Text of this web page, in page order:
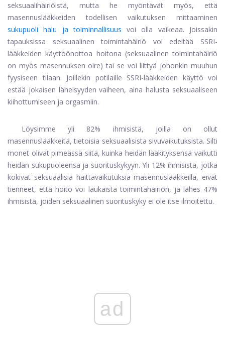
seksuaalihäiriöistä, mutta he myöntävät myös, että
masennuslääkkeiden todellisen vaikutuksen mittaaminen
sukupuoli halu ja toiminnallisuus voi olla vaikeaa. Joissakin
tapauksissa seksuaalinen toimintahäiriö voi edeltää SSRI-
lääkkeiden käyttöönottoa hoitona (seksuaalinen toimintahäiriö
on myös masennuksen oire) tai se voi liittyä johonkin muuhun
fyysiseen tilaan. Joillekin potilaille SSRI-lääkkeiden käyttö voi
estää jokaisen läheisyyden vaiheen, aina halusta seksuaaliseen
kiihottumiseen ja orgasmiin.
Löysimme yli 82% ihmisistä, joilla on ollut
masennuslääkkeitä, tietoisia seksuaalisista sivuvaikutuksista. Silti
monet olivat pimeässä siitä, kuinka heidän lääkityksensä vaikutti
heidän sukupuoleensa ja suorituskykyyn. Yli 12% ihmisistä, jotka
kokivat seksuaalisia haittavaikutuksia masennuslääkkeillä, eivät
tienneet, että hoito voi laukaista toimintahäiriön, ja lähes 47%
ihmisistä, joiden seksuaalinen suorituskyky ei ole itse ilmoitettu.
ad